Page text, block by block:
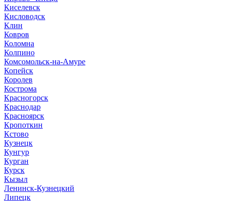
Киселевск
Кисловодск
Клин
Ковров
Коломна
Колпино
Комсомольск-на-Амуре
Копейск
Королев
Кострома
Красногорск
Краснодар
Красноярск
Кропоткин
Кстово
Кузнецк
Кунгур
Курган
Курск
Кызыл
Ленинск-Кузнецкий
Липецк